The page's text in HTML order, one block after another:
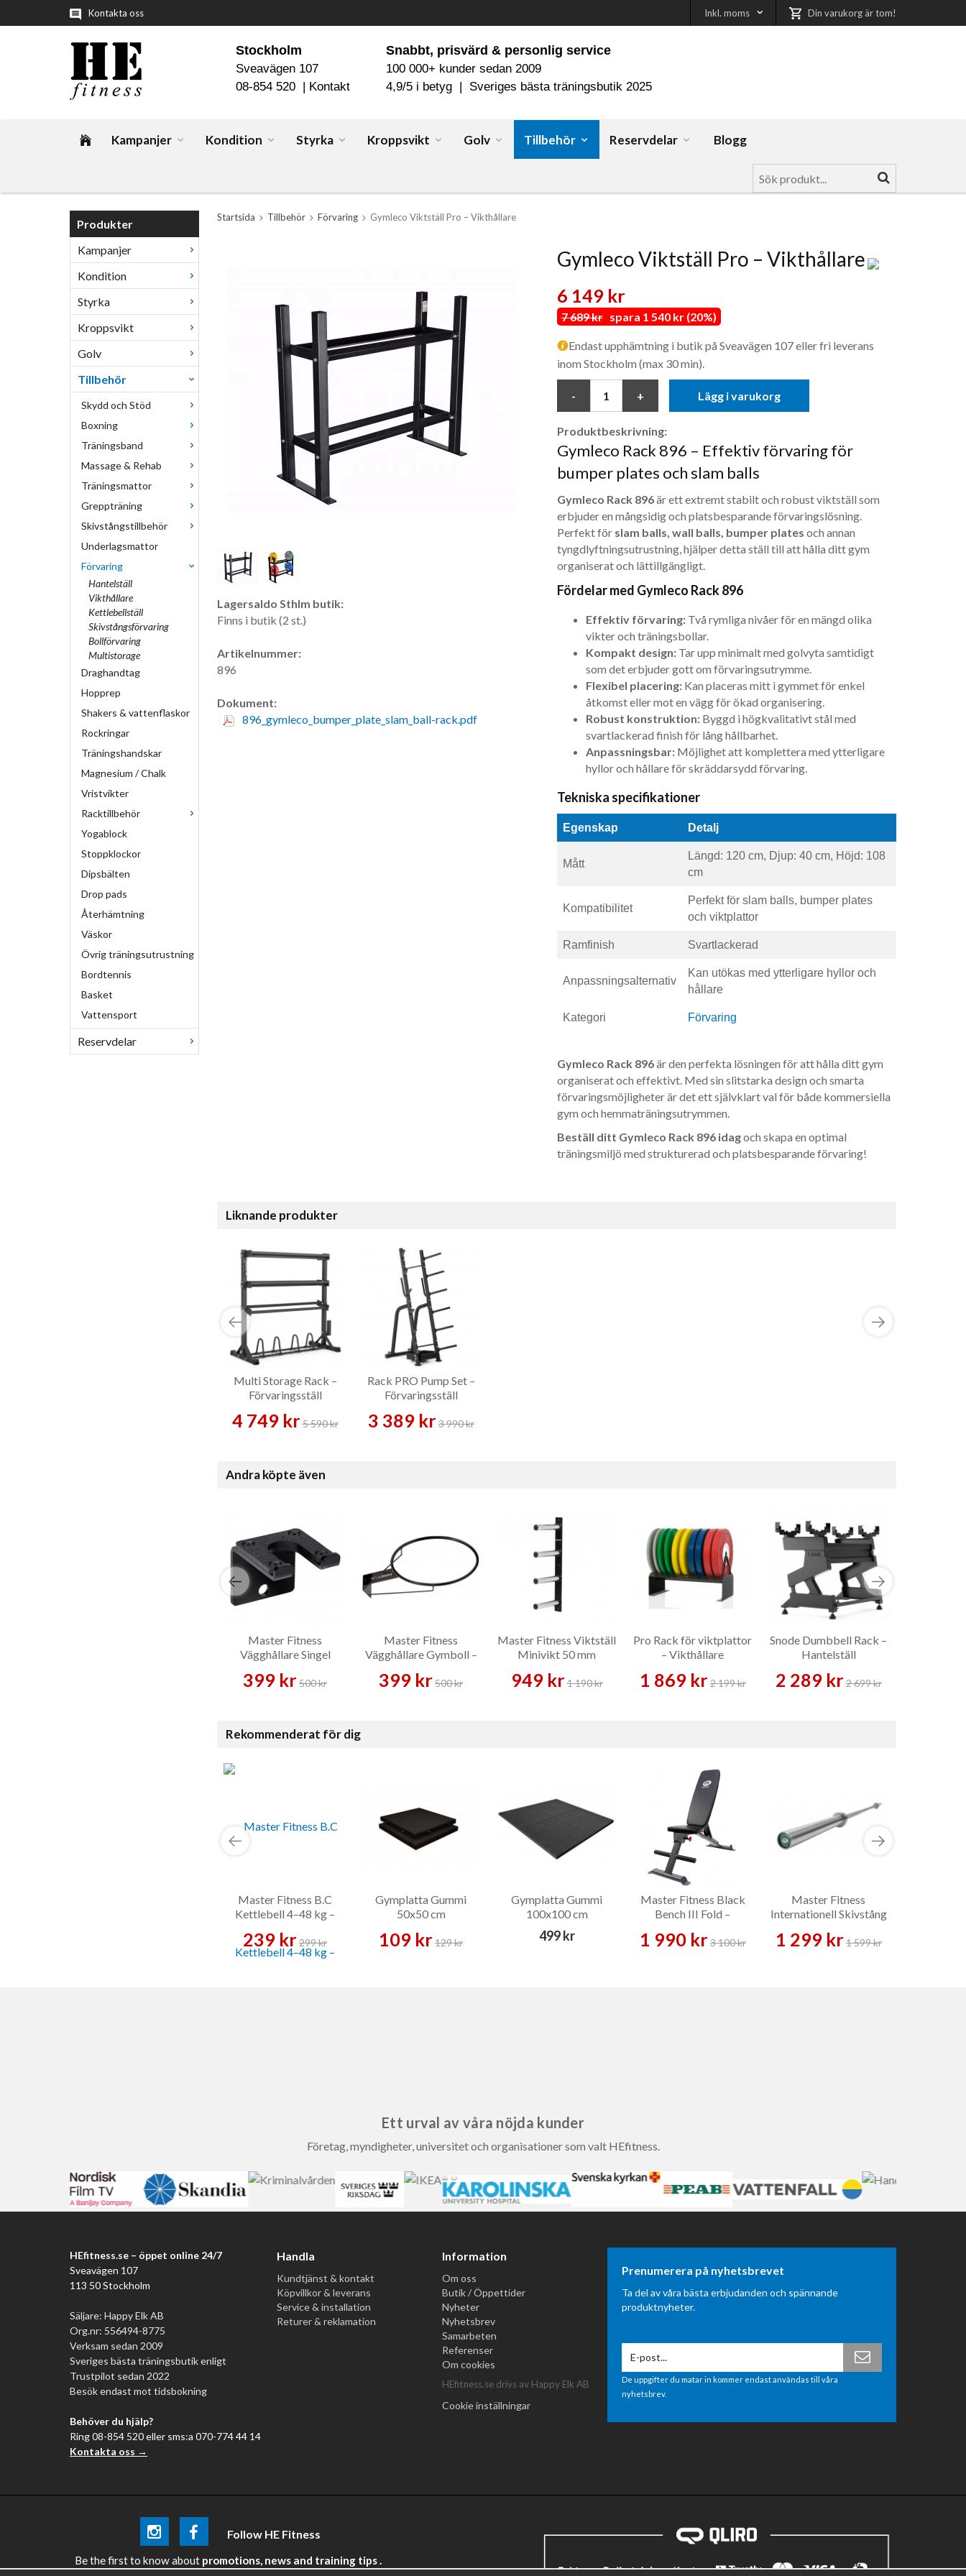
Kontakta oss Inkl. moms Din varukorg är tom!
Snabbt, prisvärd & personlig service
100 000+ kunder sedan 2009
4,9/5 i betyg | Sveriges bästa träningsbutik 2025
Stockholm
Sveavägen 107
08-854 520 | Kontakt
Kampanjer Kondition Styrka Kroppsvikt Golv Tillbehör Reservdelar Blogg
Produkter
Kampanjer
Kondition
Styrka
Kroppsvikt
Golv
Tillbehör
Skydd och Stöd
Boxning
Träningsband
Massage & Rehab
Träningsmattor
Greppträning
Skivstångstillbehör
Underlagsmattor
Förvaring
Hantelställ
Vikthållare
Kettlebellställ
Skivstångsförvaring
Bollförvaring
Multistorage
Draghandtag
Hopprep
Shakers & vattenflaskor
Rockringar
Träningshandskar
Magnesium / Chalk
Vristvikter
Racktillbehör
Yogablock
Stoppklockor
Dipsbälten
Drop pads
Återhämtning
Väskor
Övrig träningsutrustning
Bordtennis
Basket
Vattensport
Reservdelar
Startsida Tillbehör Förvaring Gymleco Viktställ Pro – Vikthållare
Gymleco Viktställ Pro – Vikthållare
6 149 kr
7 689 krspara 1 540 kr (20%)
Endast upphämtning i butik på Sveavägen 107 eller fri leverans
inom Stockholm (max 30 min).
Lägg i varukorg
Produktbeskrivning:
Gymleco Rack 896 – Effektiv förvaring för
bumper plates och slam balls
Gymleco Rack 896är ett extremt stabilt och robust viktställ som
erbjuder en mångsidig och platsbesparande förvaringslösning.
Perfekt för slam balls, wall balls, bumper plates och annan
tyngdlyftningsutrustning, hjälper detta ställ till att hålla ditt gym
organiserat och lättillgängligt.
Fördelar med Gymleco Rack 896
Effektiv förvaring:Två rymliga nivåer för en mängd olika
vikter och träningsbollar.
Kompakt design:Tar upp minimalt med golvyta samtidigt
som det erbjuder gott om förvaringsutrymme.
Flexibel placering:Kan placeras mitt i gymmet för enkel
åtkomst eller mot en vägg för ökad organisering.
Robust konstruktion:Byggd i högkvalitativt stål med
svartlackerad finish för lång hållbarhet.
Anpassningsbar:Möjlighet att komplettera med ytterligare
hyllor och hållare för skräddarsydd förvaring.
Tekniska specifikationer
Egenskap Detalj
Mått
Längd: 120 cm, Djup: 40 cm, Höjd: 108
cm
Kompatibilitet
Perfekt för slam balls, bumper plates
och viktplattor
Ramfinish Svartlackerad
Anpassningsalternativ
Kan utökas med ytterligare hyllor och
hållare
Kategori Förvaring
Gymleco Rack 896är den perfekta lösningen för att hålla ditt gym
organiserat och effektivt. Med sin slitstarka design och smarta
förvaringsmöjligheter är det ett självklart val för både kommersiella
gym och hemmaträningsutrymmen.
Beställ ditt Gymleco Rack 896 idagoch skapa en optimal
träningsmiljö med strukturerad och platsbesparande förvaring!
Lagersaldo Sthlm butik:
Finns i butik (2 st.)
Artikelnummer:
896
Dokument:
896_gymleco_bumper_plate_slam_ball-rack.pdf
Liknande produkter
Multi Storage Rack –
Förvaringsställ
4 749 kr5 590 kr
Rack PRO Pump Set –
Förvaringsställ
3 389 kr3 990 kr
Andra köpte även
Master Fitness
Vägghållare Singel
399 kr500 kr
Master Fitness
Vägghållare Gymboll –
399 kr500 kr
Master Fitness Viktställ
Minivikt 50 mm
949 kr1 190 kr
Pro Rack för viktplattor
– Vikthållare
1 869 kr2 199 kr
Snode Dumbbell Rack –
Hantelställ
2 289 kr2 699 kr
Rekommenderat för dig
Master Fitness B.C
Kettlebell 4–48 kg –
239 kr299 kr
Gymplatta Gummi
50x50 cm
109 kr129 kr
Gymplatta Gummi
100x100 cm
499 kr
Master Fitness Black
Bench III Fold –
1 990 kr3 100 kr
Master Fitness
Internationell Skivstång
1 299 kr1 599 kr
Ett urval av våra nöjda kunder
Företag, myndigheter, universitet och organisationer som valt HEfitness.
HEfitness.se – öppet online 24/7
Sveavägen 107
113 50 Stockholm
Säljare: Happy Elk AB
Org.nr: 556494-8775
Verksam sedan 2009
Sveriges bästa träningsbutik enligt
Trustpilot sedan 2022
Besök endast mot tidsbokning
Behöver du hjälp?
Ring 08-854 520 eller sms:a 070-774 44 14
Kontakta oss →
Handla
Kundtjänst & kontakt
Köpvillkor & leverans
Service & installation
Returer & reklamation
Information
Om oss
Butik / Öppettider
Nyheter
Nyhetsbrev
Samarbeten
Referenser
Om cookies
HEfitness.se drivs av Happy Elk AB
Cookie inställningar
Prenumerera på nyhetsbrevet
Ta del av våra bästa erbjudanden och spännande
produktnyheter.
De uppgifter du matar in kommer endast användas till våra
nyhetsbrev.
Follow HE Fitness
Be the firstto know about promotions, news and training tips .